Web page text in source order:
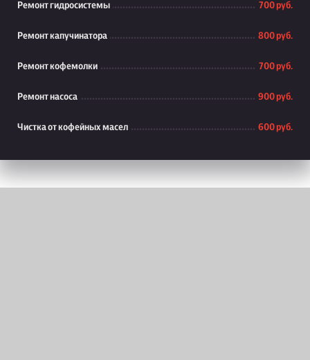
Ремонт гидросистемы 700 руб.
Ремонт капучинатора 800 руб.
Ремонт кофемолки 700 руб.
Ремонт насоса 900 руб.
Чистка от кофейных масел 600 руб.